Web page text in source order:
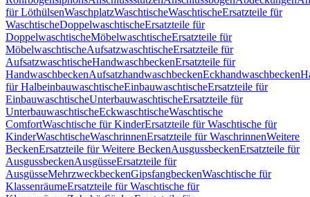
für LöthülsenWaschplatzWaschtischeWaschtischeErsatzteile für
WaschtischeDoppelwaschtischeErsatzteile für
DoppelwaschtischeMöbelwaschtischeErsatzteile für
MöbelwaschtischeAufsatzwaschtischeErsatzteile für
AufsatzwaschtischeHandwaschbeckenErsatzteile für
HandwaschbeckenAufsatzhandwaschbeckenEckhandwaschbecken
für HalbeinbauwaschtischeEinbauwaschtischeErsatzteile für
EinbauwaschtischeUnterbauwaschtischeErsatzteile für
UnterbauwaschtischeEckwaschtischeWaschtische
ComfortWaschtische für KinderErsatzteile für Waschtische für
KinderWaschtischeWaschrinnenErsatzteile für WaschrinnenWeitere
BeckenErsatzteile für Weitere BeckenAusgussbeckenErsatzteile für
AusgussbeckenAusgüsseErsatzteile für
AusgüsseMehrzweckbeckenGipsfangbeckenWaschtische für
KlassenräumeErsatzteile für Waschtische für